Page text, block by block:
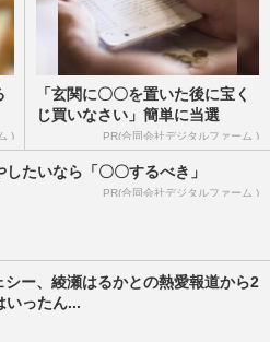
)
「玄関に〇〇を置いた後に宝く
じ買いなさい」簡単に当選
PR(合同会社デジタルファーム )
たいなら「〇〇するべき」
PR(合同会社デジタルファーム )
ー、綾瀬はるかとの熱愛報道から2
いったん...